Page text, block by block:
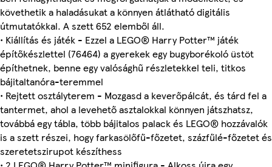
követhetik a haladásukat a könnyen átlátható digitális
útmutatókkal. A szett 652 elemből áll.
• Kiállítás és játék - Ezzel a LEGO® Harry Potter™ játék
építőkészlettel (76464) a gyerekek egy bugyborékoló üstöt
építhetnek, benne egy valósághű részletekkel teli, titkos
bájitaltanóra-teremmel
• Rejtett osztályterem - Mozgasd a keverőpálcát, és tárd fel a
tantermet, ahol a levehető asztalokkal könnyen játszhatsz,
továbbá egy tábla, több bájitalos palack és LEGO® hozzávalók
is a szett részei, hogy farkasölőfű-főzetet, százfűlé-főzetet és
szeretetszirupot készíthess